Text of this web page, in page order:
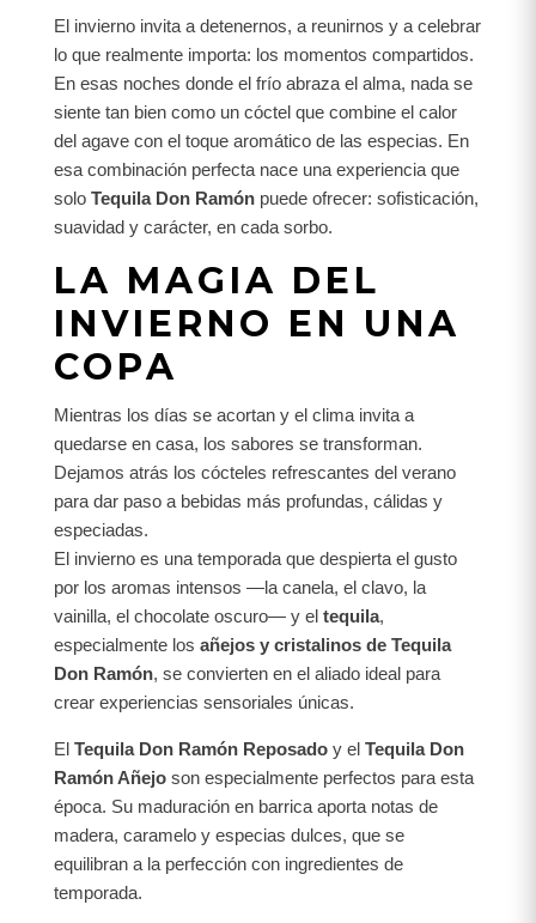
El invierno invita a detenernos, a reunirnos y a celebrar
lo que realmente importa: los momentos compartidos.
En esas noches donde el frío abraza el alma, nada se
siente tan bien como un cóctel que combine el calor
del agave con el toque aromático de las especias. En
esa combinación perfecta nace una experiencia que
solo Tequila Don Ramón puede ofrecer: sofisticación,
suavidad y carácter, en cada sorbo.
LA MAGIA DEL
INVIERNO EN UNA
COPA
Mientras los días se acortan y el clima invita a
quedarse en casa, los sabores se transforman.
Dejamos atrás los cócteles refrescantes del verano
para dar paso a bebidas más profundas, cálidas y
especiadas.
El invierno es una temporada que despierta el gusto
por los aromas intensos —la canela, el clavo, la
vainilla, el chocolate oscuro— y el tequila,
especialmente los añejos y cristalinos de Tequila
Don Ramón, se convierten en el aliado ideal para
crear experiencias sensoriales únicas.
El Tequila Don Ramón Reposado y el Tequila Don
Ramón Añejo son especialmente perfectos para esta
época. Su maduración en barrica aporta notas de
madera, caramelo y especias dulces, que se
equilibran a la perfección con ingredientes de
temporada.